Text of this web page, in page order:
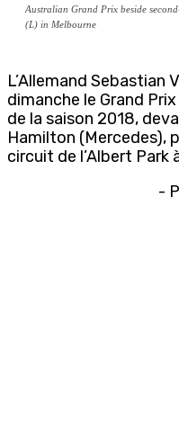
Australian Grand Prix beside
(L) in Melbourne
L’Allemand Sebastian
dimanche le Grand
de la saison 2018,
Hamilton (Mercedes),
circuit de l’Albert Park
-